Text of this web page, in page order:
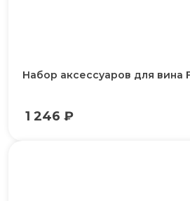
Набор аксессуаров для вина
1 246 ₽